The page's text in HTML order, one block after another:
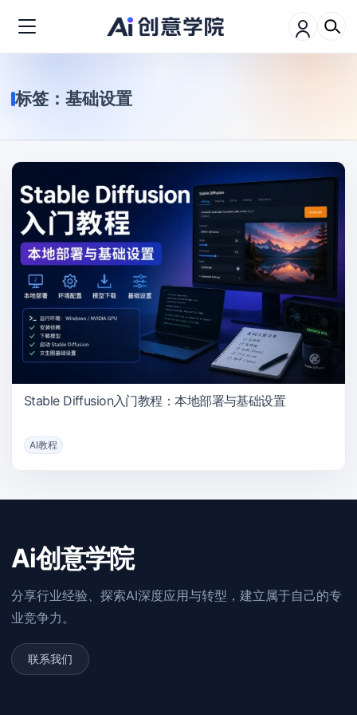
标签： 基础设置
Stable Diffusion入门教程：本地部署与基础设置
AI教程
Ai创意学院
分享行业经验、探索AI深度应用与转型，建立属于自己的专
业竞争力。
联系我们